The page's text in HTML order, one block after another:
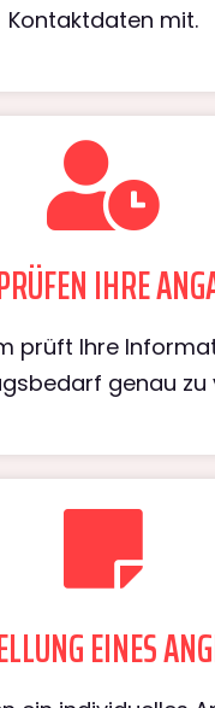
Kontaktdaten mit.
IHRE
prüft Ihre
genau zu
EINES